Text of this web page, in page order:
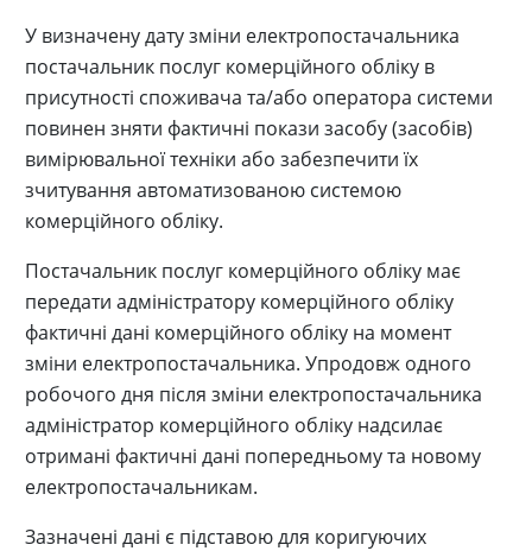
У визначену дату зміни електропостачальника
постачальник послуг комерційного обліку в
присутності споживача та/або оператора системи
повинен зняти фактичні покази засобу (засобів)
вимірювальної техніки або забезпечити їх
зчитування автоматизованою системою
комерційного обліку.
Постачальник послуг комерційного обліку має
передати адміністратору комерційного обліку
фактичні дані комерційного обліку на момент
зміни електропостачальника. Упродовж одного
робочого дня після зміни електропостачальника
адміністратор комерційного обліку надсилає
отримані фактичні дані попередньому та новому
електропостачальникам.
Зазначені дані є підставою для коригуючих